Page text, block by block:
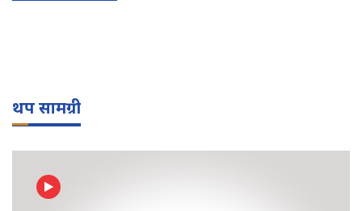
थप सामग्री